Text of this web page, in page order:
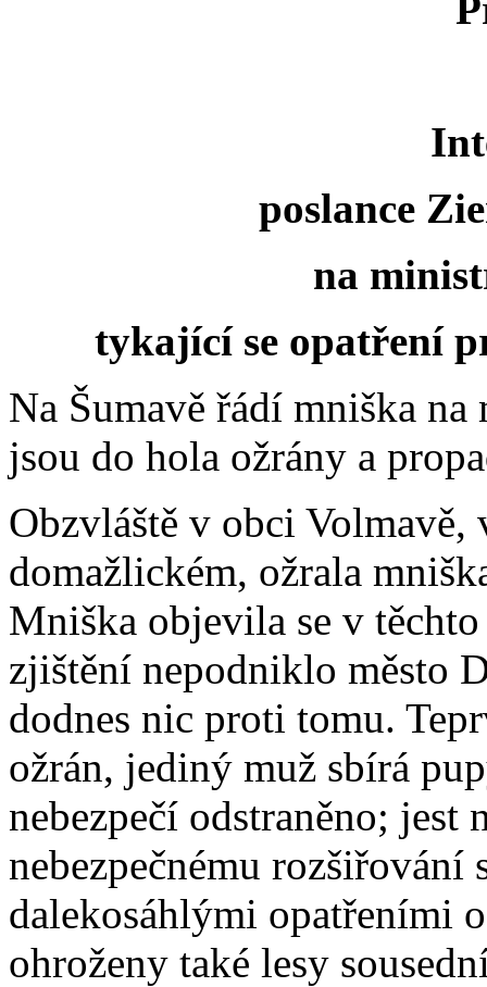
poslance
na
tykající se opatření
Na Šumavě řádí mniška na
jsou do hola ožrány a
Obzvláště v obci
domažlickém, ožrala
Mniška objevila se v
zjištění nepodniklo město
dodnes nic proti tomu.
ožrán, jediný muž sbírá
nebezpečí odstraněno;
nebezpečnému rozšiřování
dalekosáhlými opatřeními
ohroženy také lesy